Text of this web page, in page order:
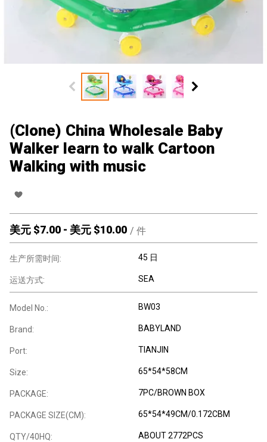
(Clone) China Wholesale Baby
Walker learn to walk Cartoon
Walking with music
美元 $7.00 - 美元 $10.00 / 件
生产所需时间: 45 日
运送方式: SEA
Model No.: BW03
Brand: BABYLAND
Port: TIANJIN
Size: 65*54*58CM
PACKAGE: 7PC/BROWN BOX
PACKAGE SIZE(CM): 65*54*49CM/0.172CBM
QTY/40HQ: ABOUT 2772PCS